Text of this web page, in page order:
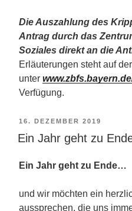
Die Auszahlung des
Antrag durch das
Soziales direkt an die
Erläuterungen steht auf
unter
Verfügung.
VERÖFFENTLICHT
AM
16. DEZEMBER 2019
Ein Jahr geht zu
Ein Jahr geht zu Ende…
und wir möchten ein
aussprechen, die uns